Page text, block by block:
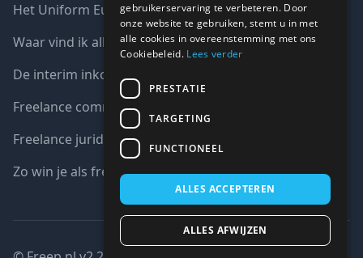
Het Uniform Europees Aanbestedingsdocument (UEA)
Waar vind ik alle interim opdrachten bij de overheid?
De interim inkoop markt in cijfers
Freelance communicatie vacatures
Freelance juridische vacatures
Zo win je als freelancer een aanbesteding
gebruikerservaring te verbeteren. Door
onze website te gebruiken, stemt u in met
alle cookies in overeenstemming met ons
Cookiebeleid. Lees verder
PRESTATIE
TARGETING
FUNCTIONEEL
ALLES ACCEPTEREN
ALLES AFWIJZEN